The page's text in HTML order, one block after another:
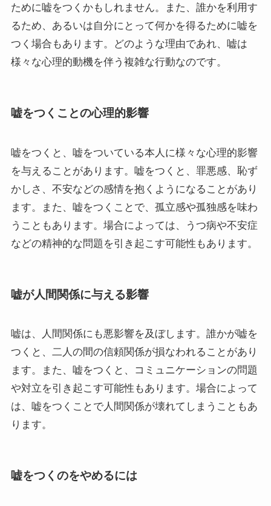
ために嘘をつくかもしれません。また、誰かを利用す
るため、あるいは自分にとって何かを得るために嘘を
つく場合もあります。どのような理由であれ、嘘は
様々な心理的動機を伴う複雑な行動なのです。
嘘をつくことの心理的影響
嘘をつくと、嘘をついている本人に様々な心理的影響
を与えることがあります。嘘をつくと、罪悪感、恥ず
かしさ、不安などの感情を抱くようになることがあり
ます。また、嘘をつくことで、孤立感や孤独感を味わ
うこともあります。場合によっては、うつ病や不安症
などの精神的な問題を引き起こす可能性もあります。
嘘が人間関係に与える影響
嘘は、人間関係にも悪影響を及ぼします。誰かが嘘を
つくと、二人の間の信頼関係が損なわれることがあり
ます。また、嘘をつくと、コミュニケーションの問題
や対立を引き起こす可能性もあります。場合によって
は、嘘をつくことで人間関係が壊れてしまうこともあ
ります。
嘘をつくのをやめるには